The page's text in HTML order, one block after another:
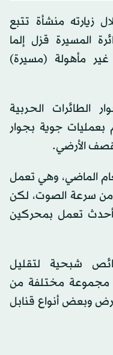
زيارته منشأة تتبع
المسيرة قزل إلما
غير مأهولة (مسيرة)
الطائرات الحربية
16» أو القيام بعمليات جوية بجوار
الأرضي.
الماضي، وهي تعمل
سرعة الصوت، لكن
أحدث تعمل بمحركين
شبحية لتقليل
مجموعة مختلفة من
وبعض أنواع قنابل